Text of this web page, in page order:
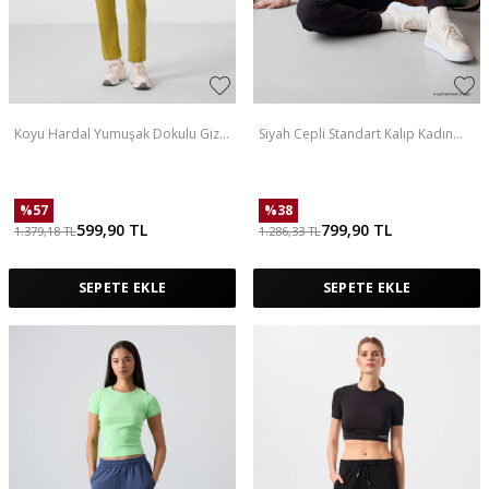
Koyu Hardal Yumuşak Dokulu Gizli
%57
1.379,18TL599,90 TL
SEPETE EKLE
Siyah Cepli Standart Kalıp Kadın
%38
1.286,33TL799,90 TL
SEPETE EKLE